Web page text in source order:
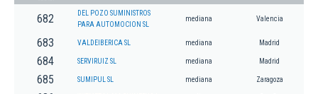
682
DEL POZO SUMINISTROS
PARA AUTOMOCION SL
mediana Valencia
683 VALDEIBERICA SL mediana Madrid
684 SERVIRUIZ SL mediana Madrid
685 SUMIPUL SL mediana Zaragoza